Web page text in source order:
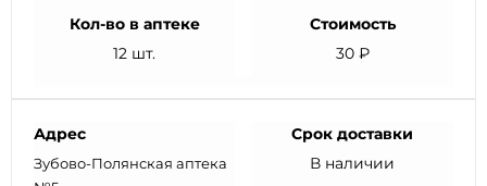
Кол-во в аптеке
12 шт.
Стоимость
30 ₽
Адрес
Зубово-Полянская аптека
Срок доставки
В наличии